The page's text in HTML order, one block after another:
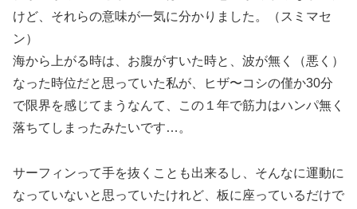
けど、それらの意味が一気に分かりました。（スミマセ
ン）
海から上がる時は、お腹がすいた時と、波が無く（悪く）
なった時位だと思っていた私が、ヒザ〜コシの僅か30分
で限界を感じてまうなんて、この１年で筋力はハンパ無く
落ちてしまったみたいです…。
サーフィンって手を抜くことも出来るし、そんなに運動に
なっていないと思っていたけれど、板に座っているだけで